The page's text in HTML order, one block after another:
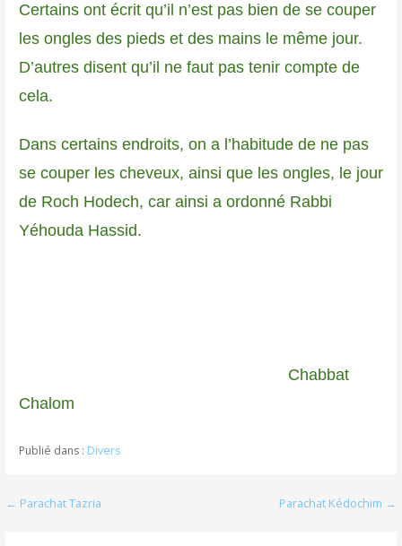
Certains ont écrit qu’il n’est pas bien de se couper
les ongles des pieds et des mains le même jour.
D’autres disent qu’il ne faut pas tenir compte de
cela.
Dans certains endroits, on a l’habitude de ne pas
se couper les cheveux, ainsi que les ongles, le jour
de Roch Hodech, car ainsi a ordonné Rabbi
Yéhouda Hassid.
Chabbat
Chalom
Publié dans : Divers
Navigation
← Parachat Tazria Parachat Kédochim →